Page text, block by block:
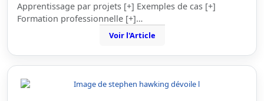
Apprentissage par projets [+] Exemples de cas [+]
Formation professionnelle [+]…
Voir l'Article